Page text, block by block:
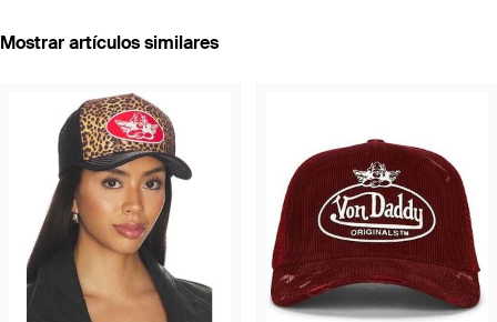
Mostrar artículos similares